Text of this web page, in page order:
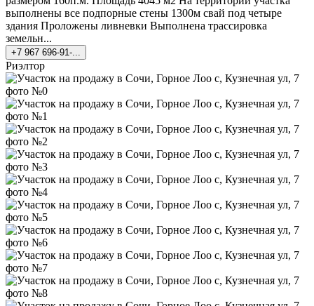
выполнены все подпорные стены 1300м свай под четыре
здания Проложены ливневки Выполнена трассировка
земельн...
+7 967 696-91-...
Риэлтор